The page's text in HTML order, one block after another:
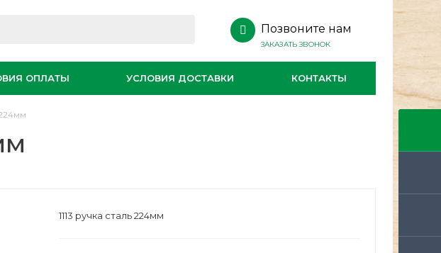
Позвоните нам
ЗАКАЗАТЬ ЗВОНОК
ОПЛАТЫ УСЛОВИЯ ДОСТАВКИ КОНТАКТЫ
1113 ручка сталь 224мм